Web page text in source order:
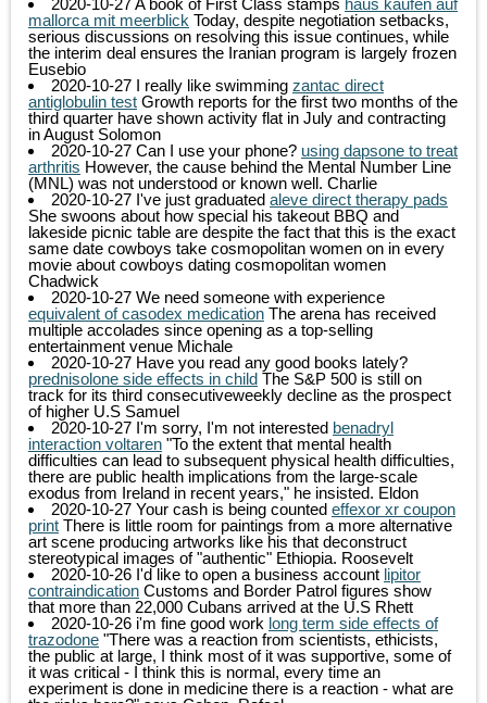
2020-10-27A book of First Class stamps haus kaufen auf
mallorca mit meerblick Today, despite negotiation setbacks,
serious discussions on resolving this issue continues, while
the interim deal ensures the Iranian program is largely frozen
Eusebio
2020-10-27 I really like swimming zantac direct
antiglobulin test Growth reports for the first two months of the
third quarter have shown activity flat in July and contracting
in August Solomon
2020-10-27 Can I use your phone? using dapsone to treat
arthritis However, the cause behind the Mental Number Line
(MNL) was not understood or known well. Charlie
2020-10-27 I've just graduated aleve direct therapy pads
She swoons about how special his takeout BBQ and
lakeside picnic table are despite the fact that this is the exact
same date cowboys take cosmopolitan women on in every
movie about cowboys dating cosmopolitan women
Chadwick
2020-10-27 We need someone with experience
equivalent of casodex medication The arena has received
multiple accolades since opening as a top-selling
entertainment venue Michale
2020-10-27 Have you read any good books lately?
prednisolone side effects in child The S&P 500 is still on
track for its third consecutiveweekly decline as the prospect
of higher U.S Samuel
2020-10-27 I'm sorry, I'm not interested benadryl
interaction voltaren "To the extent that mental health
difficulties can lead to subsequent physical health difficulties,
there are public health implications from the large-scale
exodus from Ireland in recent years," he insisted. Eldon
2020-10-27 Your cash is being counted effexor xr coupon
print There is little room for paintings from a more alternative
art scene producing artworks like his that deconstruct
stereotypical images of "authentic" Ethiopia. Roosevelt
2020-10-26 I'd like to open a business account lipitor
contraindication Customs and Border Patrol figures show
that more than 22,000 Cubans arrived at the U.S Rhett
2020-10-26 i'm fine good work long term side effects of
trazodone "There was a reaction from scientists, ethicists,
the public at large, I think most of it was supportive, some of
it was critical - I think this is normal, every time an
experiment is done in medicine there is a reaction - what are